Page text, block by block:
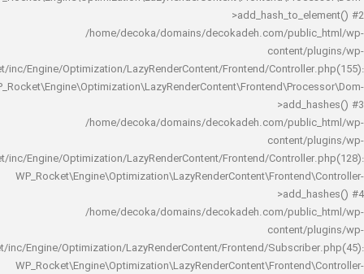
/home/decoka/domains/decokadeh.com/
rocket/inc/Engine/Optimization/LazyRenderContent/Frontend/
/home/decoka/domains/decokadeh.com/
rocket/inc/Engine/Optimization/LazyRenderContent/Frontend/
/home/decoka/domains/decokadeh.com/
rocket/inc/Engine/Optimization/LazyRenderContent/Frontend/